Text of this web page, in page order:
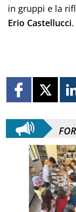
in gruppi e la
Erio Castellucci.